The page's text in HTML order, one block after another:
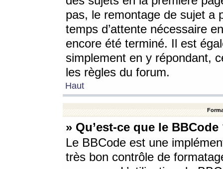
pas, le remontage de sujet a
temps d’attente nécessaire
encore été terminé. Il est
simplement en y répondant,
les règles du forum.
Haut
» Qu’est-ce que le BBCode
Le BBCode est une
très bon contrôle de